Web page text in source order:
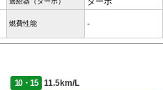
燃費性能 -
10・15
11.5km/L